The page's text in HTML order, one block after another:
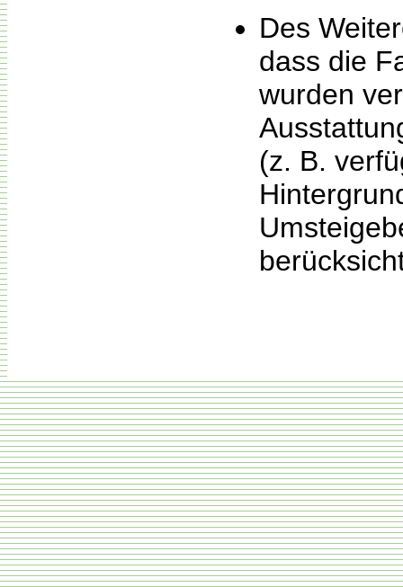
Des
dass die
wurden
(z. B.